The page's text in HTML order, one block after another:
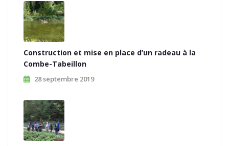
Construction et mise en place d’un radeau à la
Combe-Tabeillon
28 septembre 2019